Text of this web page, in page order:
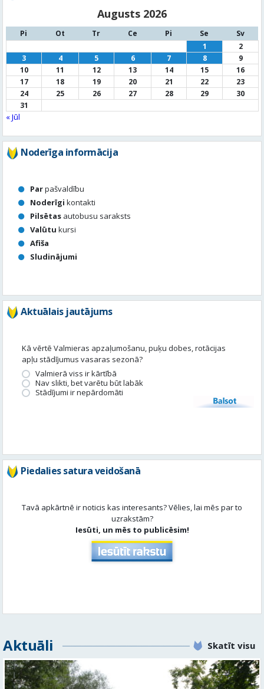
Augusts 2026
Pi Ot Tr Ce Pi Se
Sv
1
2
3
4 5 6 7 8
9
10
11 12 13 14 15
16
17
18 19 20 21 22
23
24
25 26 27 28 29
30
31
« Jūl
Noderīga informācija
Parpašvaldību
Noderīgi kontakti
Pilsētas autobusu saraksts
Valūtu kursi
Afiša
Sludinājumi
Aktuālais jautājums
Kā vērtē Valmieras apzaļumošanu, puķu dobes, rotācijas
apļu stādījumus vasaras sezonā?
Valmierā viss ir kārtībā
Nav slikti, bet varētu būt labāk
Stādījumi ir nepārdomāti
Balsot
Piedalies satura veidošanā
Tavā apkārtnē ir noticis kas interesants? Vēlies, lai mēs par to
uzrakstām?
Iesūti, un mēs to publicēsim!
Aktuāli Skatīt visu